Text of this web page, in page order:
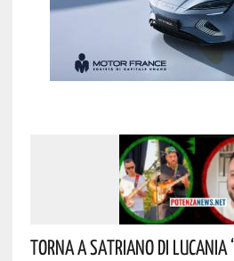
Torna A Satriano Di Lucania